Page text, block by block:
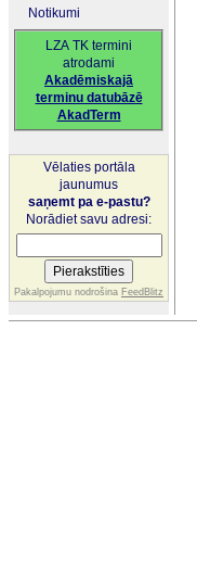
Notikumi
LZA TK termini
atrodami
Akadēmiskajā
terminu datubāzē
AkadTerm
Vēlaties portāla
jaunumus
saņemt pa e-pastu?
Norādiet savu adresi:
Pakalpojumu nodrošina FeedBlitz